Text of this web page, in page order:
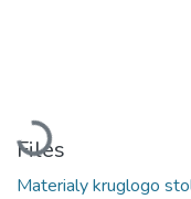
Loading...
Files
Materialy kruglogo